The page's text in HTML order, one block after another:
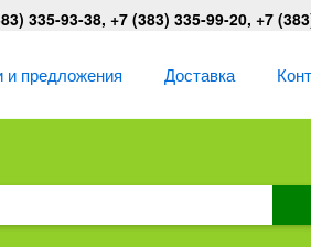
335-93-38, +7 (383) 335-99-20, +7
и предложения Доставка